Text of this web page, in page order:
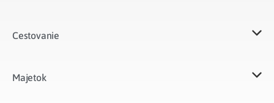
Cestovanie
Majetok​